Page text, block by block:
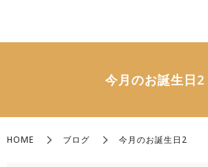
今月のお誕生日2
HOME ブログ 今月のお誕生日2